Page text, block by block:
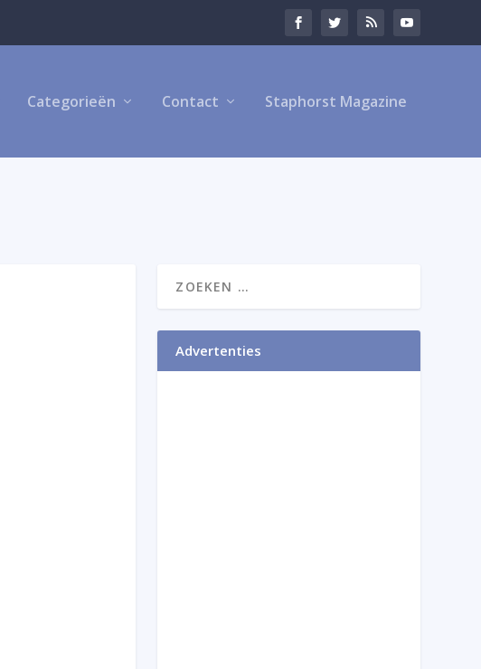
Categorieën Contact Staphorst Magazine
Advertenties